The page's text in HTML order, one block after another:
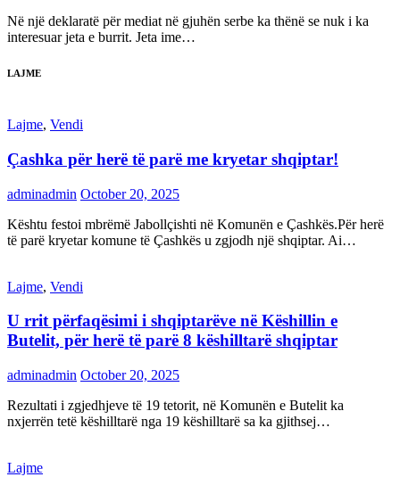
Në një deklaratë për mediat në gjuhën serbe ka thënë se nuk i ka
interesuar jeta e burrit. Jeta ime…
LAJME
Lajme, Vendi
Çashka për herë të parë me kryetar shqiptar!
adminadmin October 20, 2025
Kështu festoi mbrëmë Jabollçishti në Komunën e Çashkës.Për herë
të parë kryetar komune të Çashkës u zgjodh një shqiptar. Ai…
Lajme, Vendi
U rrit përfaqësimi i shqiptarëve në Këshillin e
Butelit, për herë të parë 8 këshilltarë shqiptar
adminadmin October 20, 2025
Rezultati i zgjedhjeve të 19 tetorit, në Komunën e Butelit ka
nxjerrën tetë këshilltarë nga 19 këshilltarë sa ka gjithsej…
Lajme